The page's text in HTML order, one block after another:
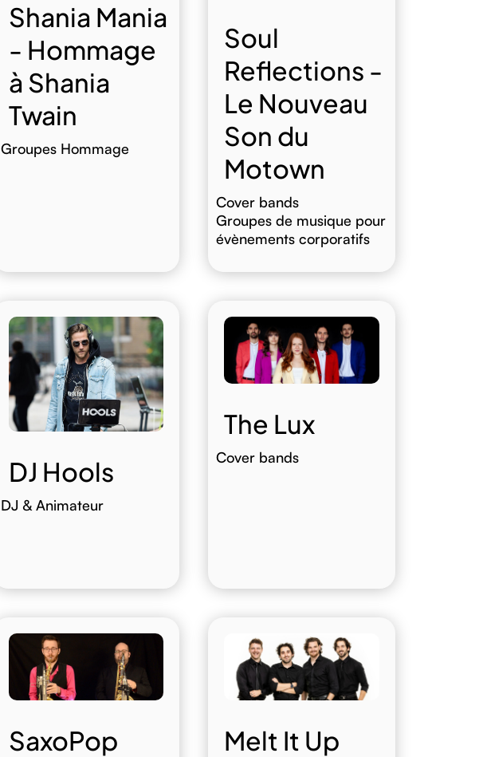
Shania Mania
- Hommage
à Shania
Twain
Groupes Hommage
Soul
Reflections -
Le Nouveau
Son du
Motown
Cover bands
Groupes de musique pour
évènements corporatifs
DJ Hools
DJ & Animateur
The Lux
Cover bands
SaxoPop Melt It Up